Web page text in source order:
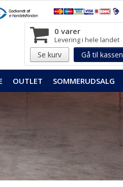
0 varer
Levering i hele landet
Se kurv Gå til kassen
OUTLET SOMMERUDSALG